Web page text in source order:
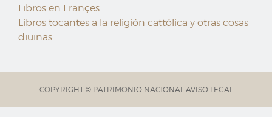
Libros en Françes
Libros tocantes a la religión cattólica y otras cosas
diuinas
COPYRIGHT © PATRIMONIO NACIONAL AVISO LEGAL